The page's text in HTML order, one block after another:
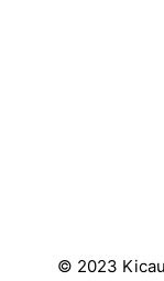
© 2023